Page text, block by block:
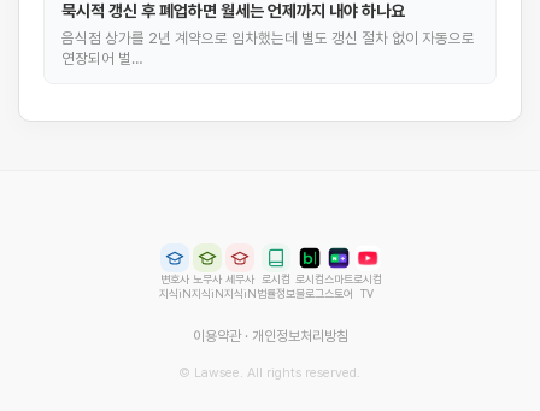
묵시적 갱신 후 폐업하면 월세는 언제까지 내야 하나요
음식점 상가를 2년 계약으로 임차했는데 별도 갱신 절차 없이 자동으로
연장되어 벌…
변호사
지식iN
노무사
지식iN
세무사
지식iN
로시컴
법률정보
로시컴
블로그
스마트
스토어
로시컴
TV
이용약관· 개인정보처리방침
© Lawsee. All rights reserved.